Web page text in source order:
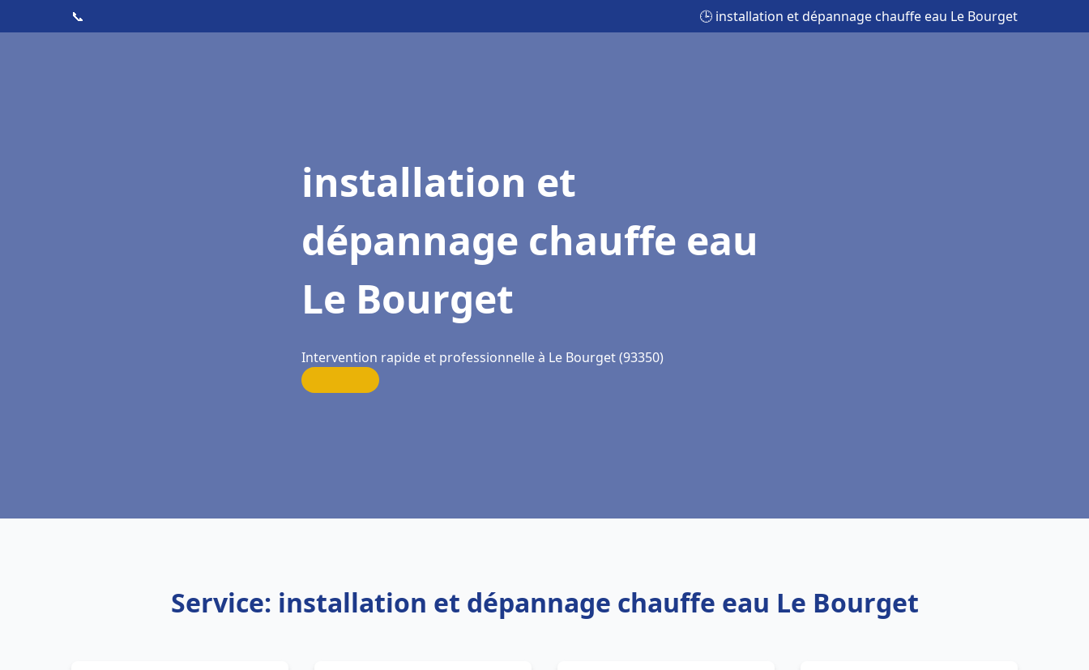
📞 🕒 installation et dépannage chauffe eau Le Bourget
installation et
dépannage chauffe eau
Le Bourget
Intervention rapide et professionnelle à Le Bourget (93350)
Service: installation et dépannage chauffe eau Le Bourget